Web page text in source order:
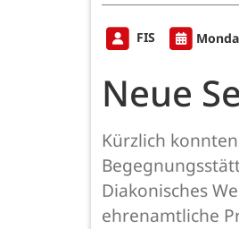
FIS
Neue
Kürzlich
Diakonisches
ehrenamtliche